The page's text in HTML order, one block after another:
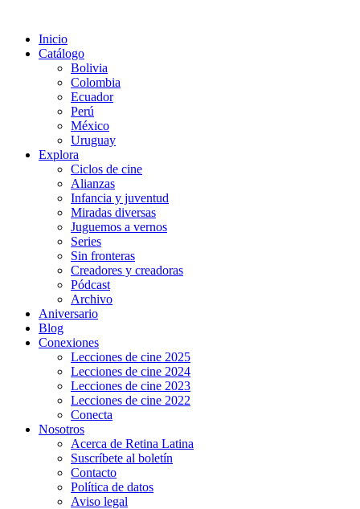
Inicio
Catálogo
Bolivia
Colombia
Ecuador
Perú
México
Uruguay
Explora
Ciclos de cine
Alianzas
Infancia y juventud
Miradas diversas
Juguemos a vernos
Series
Sin fronteras
Creadores y creadoras
Pódcast
Archivo
Aniversario
Blog
Conexiones
Lecciones de cine 2025
Lecciones de cine 2024
Lecciones de cine 2023
Lecciones de cine 2022
Conecta
Nosotros
Acerca de Retina Latina
Suscríbete al boletín
Contacto
Política de datos
Aviso legal